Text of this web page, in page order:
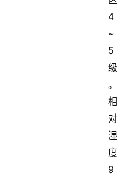
4
~
5
级
。
相
对
湿
度
9